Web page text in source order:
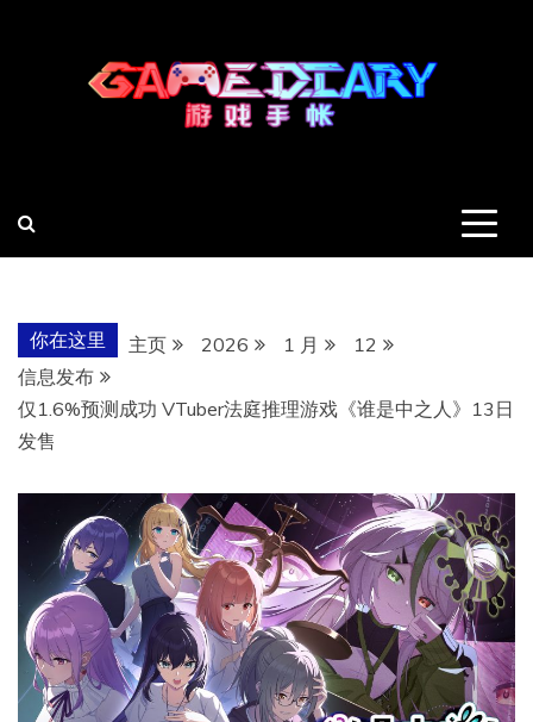
你在这里 主页 2026 1 月
12
信息发布
仅1.6%预测成功 VTuber法庭推理游戏《谁是中之人》13日
发售